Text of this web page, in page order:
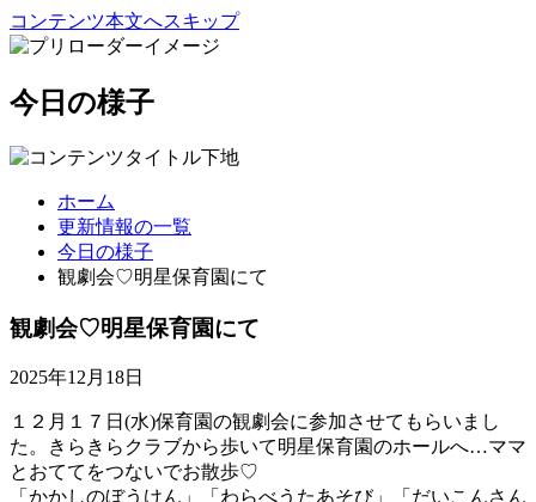
コンテンツ本文へスキップ
今日の様子
ホーム
更新情報の一覧
今日の様子
観劇会♡明星保育園にて
観劇会♡明星保育園にて
2025年12月18日
１２月１７日(水)保育園の観劇会に参加させてもらいまし
た。きらきらクラブから歩いて明星保育園のホールへ…ママ
とおててをつないでお散歩♡
「かかしのぼうけん」「わらべうたあそび」「だいこんさん